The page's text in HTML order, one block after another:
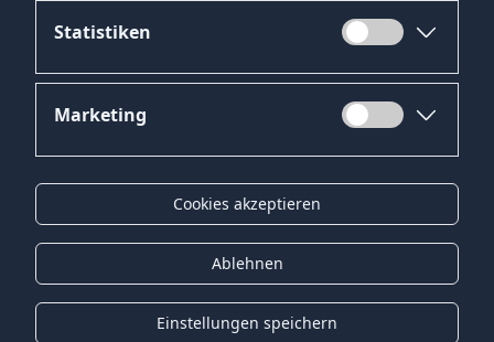
Statistiken
Marketing
Cookies akzeptieren
Ablehnen
Einstellungen speichern
Datenschutz
Impressum
Kontakt
Gender-Hinweis
© 2026 Onyx Consulting GmbH